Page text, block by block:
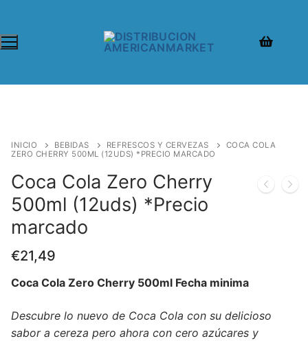
INICIO BEBIDAS REFRESCOS Y CERVEZAS
COCA COLA
ZERO CHERRY 500ML (12UDS) *PRECIO MARCADO
Coca Cola Zero Cherry
500ml (12uds) *Precio
marcado
€21,49
Coca Cola Zero Cherry 500ml Fecha minima
Descubre lo nuevo de Coca Cola con su delicioso
sabor a cereza pero ahora con cero azúcares y